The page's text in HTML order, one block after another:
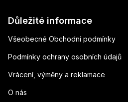
Důležité informace
Všeobecné Obchodní podmínky
Podmínky ochrany osobních údajů
Vrácení, výměny a reklamace
O nás